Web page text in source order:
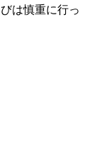
は慎重に行っ